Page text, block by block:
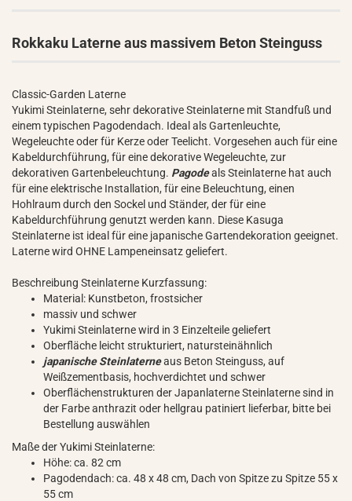
Rokkaku Laterne aus massivem Beton Steinguss
Classic-Garden Laterne
Yukimi Steinlaterne, sehr dekorative Steinlaterne mit Standfuß und
einem typischen Pagodendach. Ideal als Gartenleuchte,
Wegeleuchte oder für Kerze oder Teelicht. Vorgesehen auch für eine
Kabeldurchführung, für eine dekorative Wegeleuchte, zur
dekorativen Gartenbeleuchtung. Pagodeals Steinlaterne hat auch
für eine elektrische Installation, für eine Beleuchtung, einen
Hohlraum durch den Sockel und Ständer, der für eine
Kabeldurchführung genutzt werden kann. Diese Kasuga
Steinlaterne ist ideal für eine japanische Gartendekoration geeignet.
Laterne wird OHNE Lampeneinsatz geliefert.
Beschreibung Steinlaterne Kurzfassung:
Material: Kunstbeton, frostsicher
massiv und schwer
Yukimi Steinlaterne wird in 3 Einzelteile geliefert
Oberfläche leicht strukturiert, natursteinähnlich
japanische Steinlaterneaus Beton Steinguss, auf
Weißzementbasis, hochverdichtet und schwer
Oberflächenstrukturen der Japanlaterne Steinlaterne sind in
der Farbe anthrazit oder hellgrau patiniert lieferbar, bitte bei
Bestellung auswählen
Maße der Yukimi Steinlaterne:
Höhe: ca. 82 cm
Pagodendach: ca. 48 x 48 cm, Dach von Spitze zu Spitze 55 x
55 cm